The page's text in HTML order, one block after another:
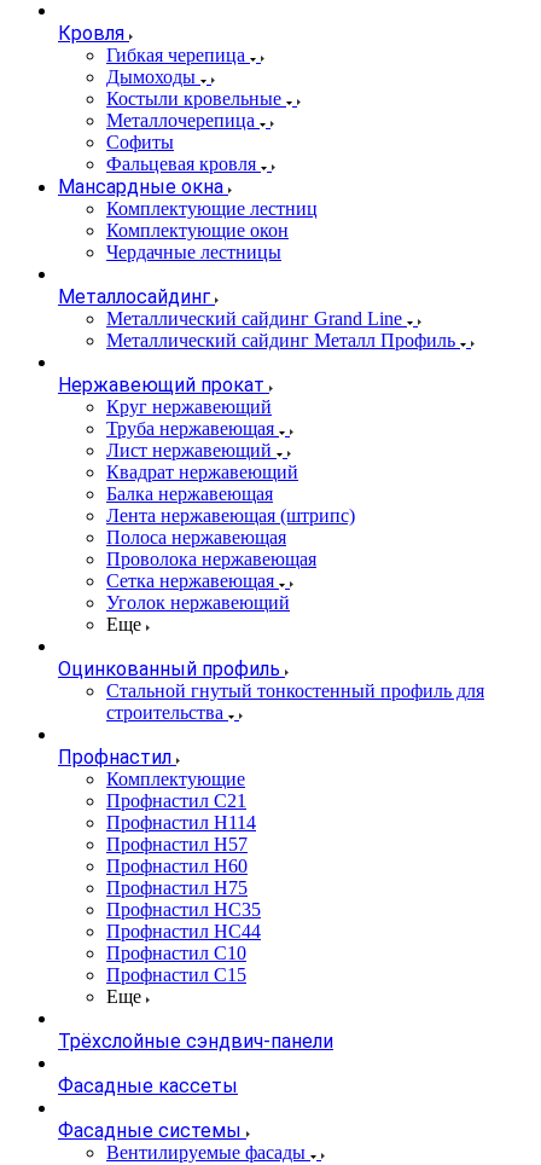
Кровля
Гибкая черепица
Дымоходы
Костыли кровельные
Металлочерепица
Софиты
Фальцевая кровля
Мансардные окна
Комплектующие лестниц
Комплектующие окон
Чердачные лестницы
Металлосайдинг
Металлический сайдинг Grand Line
Металлический сайдинг Металл Профиль
Нержавеющий прокат
Круг нержавеющий
Труба нержавеющая
Лист нержавеющий
Квадрат нержавеющий
Балка нержавеющая
Лента нержавеющая (штрипс)
Полоса нержавеющая
Проволока нержавеющая
Сетка нержавеющая
Уголок нержавеющий
Еще
Оцинкованный профиль
Стальной гнутый тонкостенный профиль для
строительства
Профнастил
Комплектующие
Профнастил C21
Профнастил Н114
Профнастил Н57
Профнастил Н60
Профнастил Н75
Профнастил НС35
Профнастил НС44
Профнастил С10
Профнастил С15
Еще
Трёхслойные сэндвич-панели
Фасадные кассеты
Фасадные системы
Вентилируемые фасады